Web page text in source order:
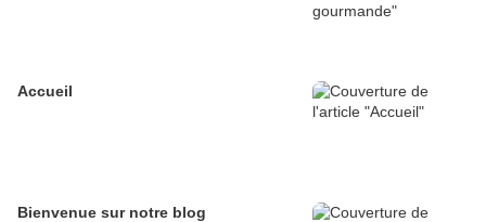
Accueil
Bienvenue sur notre blog